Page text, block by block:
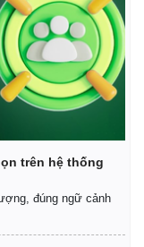
trên hệ thống
đúng ngữ cảnh